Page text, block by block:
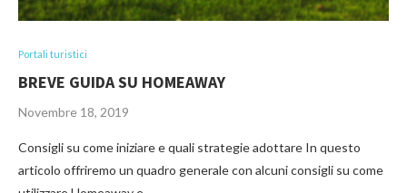
Portali turistici
BREVE GUIDA SU HOMEAWAY
Novembre 18, 2019
Consigli su come iniziare e quali strategie adottare In questo
articolo offriremo un quadro generale con alcuni consigli su come